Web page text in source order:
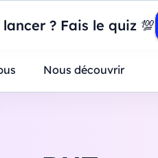
? Fais le quiz 💯
BI : construisez votre premier
Nous découvrir